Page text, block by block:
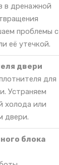
в дренажной
проблемы с
её утечкой.
двери
для
Устраняем
холода или
двери.
блока